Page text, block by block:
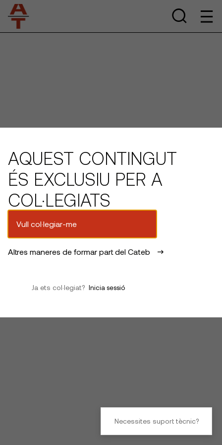
AQUEST CONTINGUT
ÉS EXCLUSIU PER A
COL·LEGIATS
Vull col·legiar-me
Altres maneres de formar part del Cateb
Ja ets col·legiat? Inicia sessió
Necessites suport tècnic?